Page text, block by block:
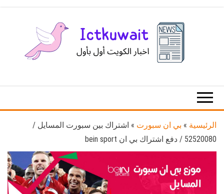
الكويت
الرئيسية » بي ان سبورت » اشتراك بين سبورت المسايل /
52520080 / دفع اشتراك بي ان bein sport